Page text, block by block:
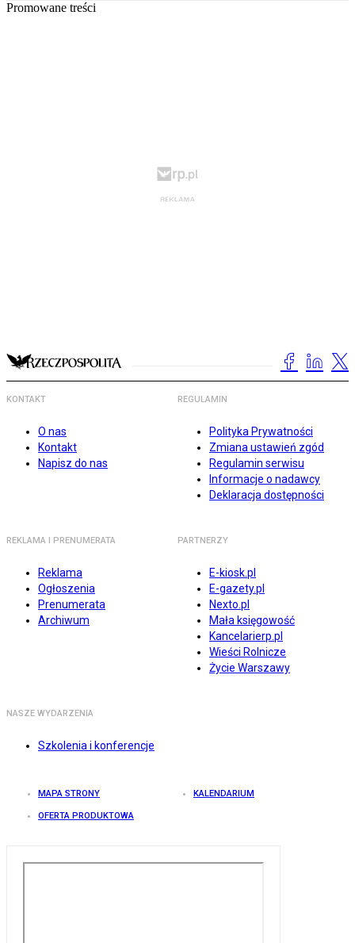
Promowane treści
KONTAKT
O nas
Kontakt
Napisz do nas
REGULAMIN
Polityka Prywatności
Zmiana ustawień zgód
Regulamin serwisu
Informacje o nadawcy
Deklaracja dostępności
REKLAMA I PRENUMERATA
Reklama
Ogłoszenia
Prenumerata
Archiwum
PARTNERZY
E-kiosk.pl
E-gazety.pl
Nexto.pl
Mała księgowość
Kancelarierp.pl
Wieści Rolnicze
Życie Warszawy
NASZE WYDARZENIA
Szkolenia i konferencje
MAPA STRONY KALENDARIUM
OFERTA PRODUKTOWA